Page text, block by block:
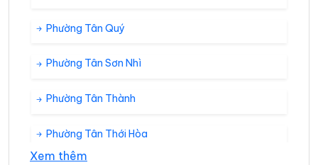
Phường Tân Quý
Phường Tân Sơn Nhì
Phường Tân Thành
Phường Tân Thới Hòa
Xem thêm